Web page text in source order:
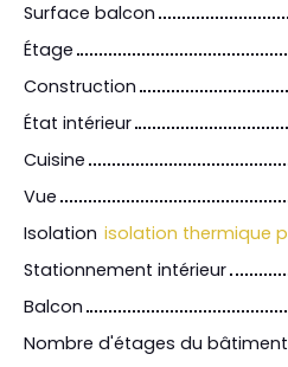
Surface balcon
Étage
Construction
État intérieur
Cuisine
Vue
Isolation
Stationnement intérieur
Balcon
Nombre d'étages du bâtiment